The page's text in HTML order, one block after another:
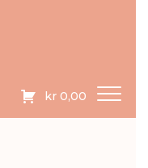
kr 0,00